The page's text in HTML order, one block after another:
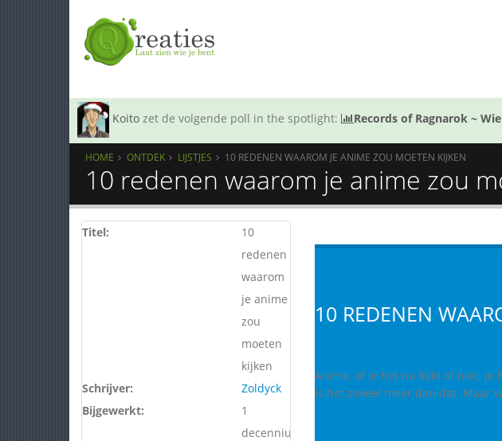
Koito zet de volgende poll in the spotlight: Records of Ragnarok ~
HOME ONTDEK LIJSTJES 10 REDENEN WAAROM JE ANIME ZOU MOETEN KIJKEN
10 redenen waarom je anime zou
Titel:
10
redenen
waarom
je anime
zou
moeten
kijken
Schrijver:
Zoldyck
Bijgewerkt:
1
decennium
10 REDENEN
Anime, of je het nu kijkt of niet; je
is het zoveel meer dan dat. Maar